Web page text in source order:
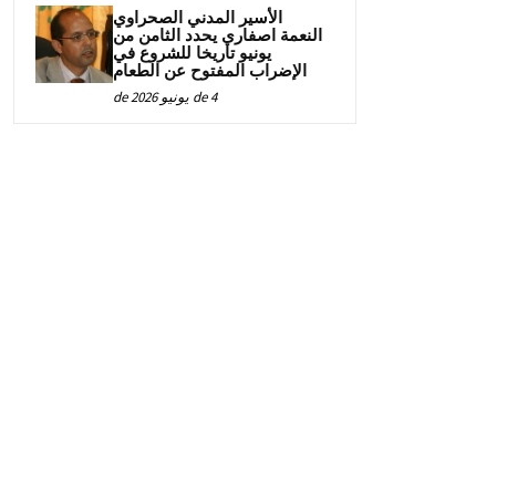
الأسير المدني الصحراوي
النعمة اصفاري يحدد الثامن من
يونيو تاريخا للشروع في
الإضراب المفتوح عن الطعام
4 de يونيو de 2026